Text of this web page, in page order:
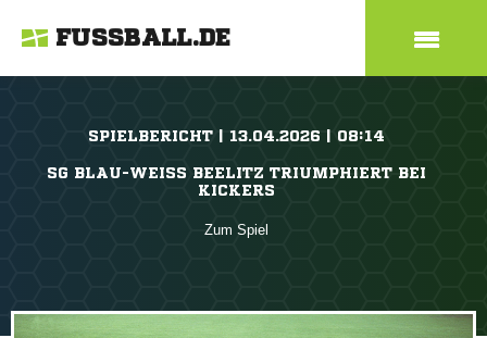
FUSSBALL.DE
SPIELBERICHT | 13.04.2026 | 08:14
SG BLAU-WEISS BEELITZ TRIUMPHIERT BEI K
ICKERS
Zum Spiel